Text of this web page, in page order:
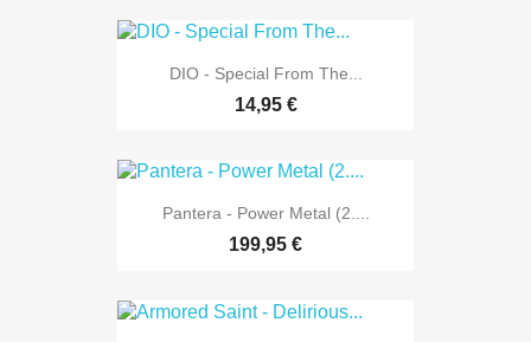
DIO - Special From The...
14,95 €
Pantera - Power Metal (2....
199,95 €